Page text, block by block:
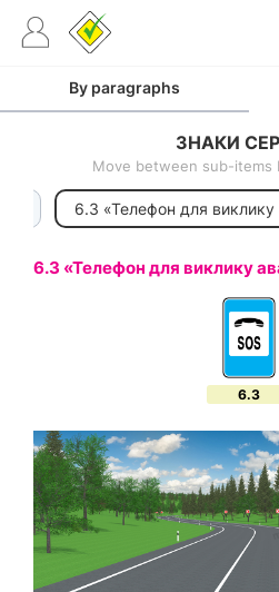
By paragraphs
ЗНАКИ
Move between sub-
6.3 «Телефон для виклику
6.3 «Телефон для виклику
6.3